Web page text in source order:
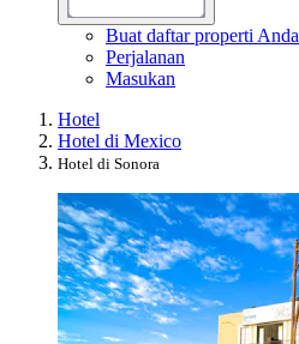
Buat daftar properti Anda
Perjalanan
Masukan
Hotel
Hotel di Mexico
Hotel di Sonora